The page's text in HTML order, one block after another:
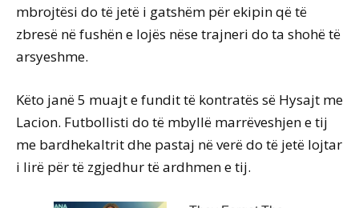
mbrojtësi do të jetë i gatshëm për ekipin që të
zbresë në fushën e lojës nëse trajneri do ta shohë të
arsyeshme.
Këto janë 5 muajt e fundit të kontratës së Hysajt me
Lacion. Futbollisti do të mbyllë marrëveshjen e tij
me bardhekaltrit dhe pastaj në verë do të jetë lojtar
i lirë për të zgjedhur të ardhmen e tij.